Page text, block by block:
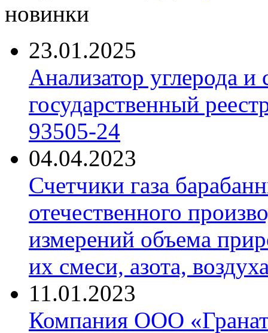
новинки
23.01.2025
Анализатор углерода
государственный
93505-24
04.04.2023
Счетчики газа
отечественного
измерений объема
их смеси, азота,
11.01.2023
Компания ООО